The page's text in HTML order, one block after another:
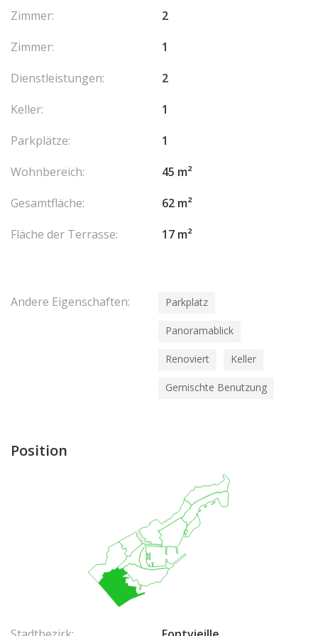
Zimmer:
2
Zimmer:
1
Dienstleistungen:
2
Keller:
1
Parkplätze:
1
Wohnbereich:
45 m²
Gesamtfläche:
62 m²
Fläche der Terrasse:
17 m²
Andere Eigenschaften: Parkplatz
Panoramablick
Renoviert Keller
Gemischte Benutzung
Position